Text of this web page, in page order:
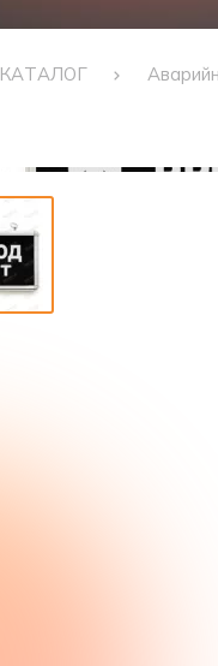
КАТАЛОГ